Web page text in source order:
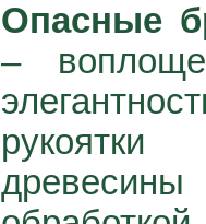
Опасные
–